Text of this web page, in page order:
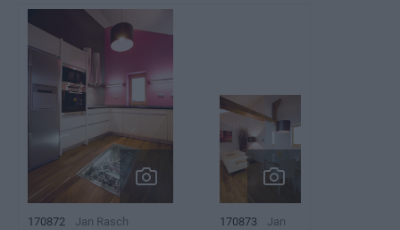
170872 Jan Rasch 170873
Jan